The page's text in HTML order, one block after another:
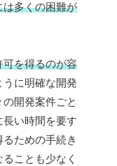
は多くの困難が
可を得るのが容
に明確な開発
開発案件ごと
い時間を要す
ための手続き
ことも少なく